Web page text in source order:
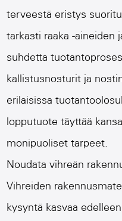
terveestä eristys
tarkasti raaka -aineiden
suhdetta
kallistusnosturit ja
erilaisissa
lopputuote täyttää
monipuoliset tarpeet.
Noudata vihreän
Vihreiden
kysyntä kasvaa